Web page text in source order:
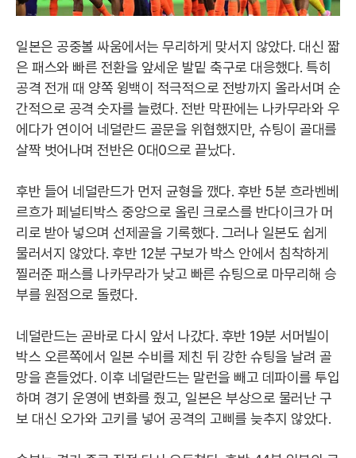
일본은 공중볼 싸움에서는 무리하게 맞서지 않았다. 대신 짧
은 패스와 빠른 전환을 앞세운 발밑 축구로 대응했다. 특히
공격 전개 때 양쪽 윙백이 적극적으로 전방까지 올라서며 순
간적으로 공격 숫자를 늘렸다. 전반 막판에는 나카무라와 우
에다가 연이어 네덜란드 골문을 위협했지만, 슈팅이 골대를
살짝 벗어나며 전반은 0대0으로 끝났다.
후반 들어 네덜란드가 먼저 균형을 깼다. 후반 5분 흐라벤베
르흐가 페널티박스 중앙으로 올린 크로스를 반다이크가 머
리로 받아 넣으며 선제골을 기록했다. 그러나 일본도 쉽게
물러서지 않았다. 후반 12분 구보가 박스 안에서 침착하게
찔러준 패스를 나카무라가 낮고 빠른 슈팅으로 마무리해 승
부를 원점으로 돌렸다.
네덜란드는 곧바로 다시 앞서 나갔다. 후반 19분 서머빌이
박스 오른쪽에서 일본 수비를 제친 뒤 강한 슈팅을 날려 골
망을 흔들었다. 이후 네덜란드는 말런을 빼고 데파이를 투입
하며 경기 운영에 변화를 줬고, 일본은 부상으로 물러난 구
보 대신 오가와 고키를 넣어 공격의 고삐를 늦추지 않았다.